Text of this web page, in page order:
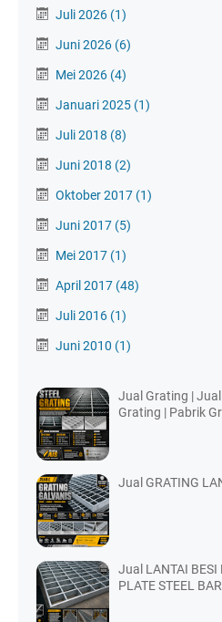
Juli 2026 (1)
Juni 2026 (6)
Mei 2026 (4)
Januari 2025 (1)
Juli 2018 (8)
Juni 2018 (2)
Oktober 2017 (1)
Juni 2017 (5)
Mei 2017 (1)
April 2017 (48)
Juli 2016 (1)
Juni 2010 (1)
Jual Grating |
Grating | Pabrik
Jual GRATING
Jual LANTAI BESI
PLATE STEEL BAR